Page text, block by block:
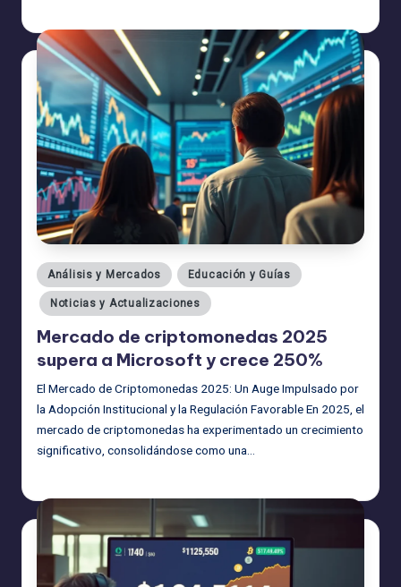
Publicado
en
Análisis y Mercados Educación y Guías
Noticias y Actualizaciones
Mercado de criptomonedas 2025
supera a Microsoft y crece 250%
El Mercado de Criptomonedas 2025: Un Auge Impulsado por
la Adopción Institucional y la Regulación Favorable En 2025, el
mercado de criptomonedas ha experimentado un crecimiento
significativo, consolidándose como una…